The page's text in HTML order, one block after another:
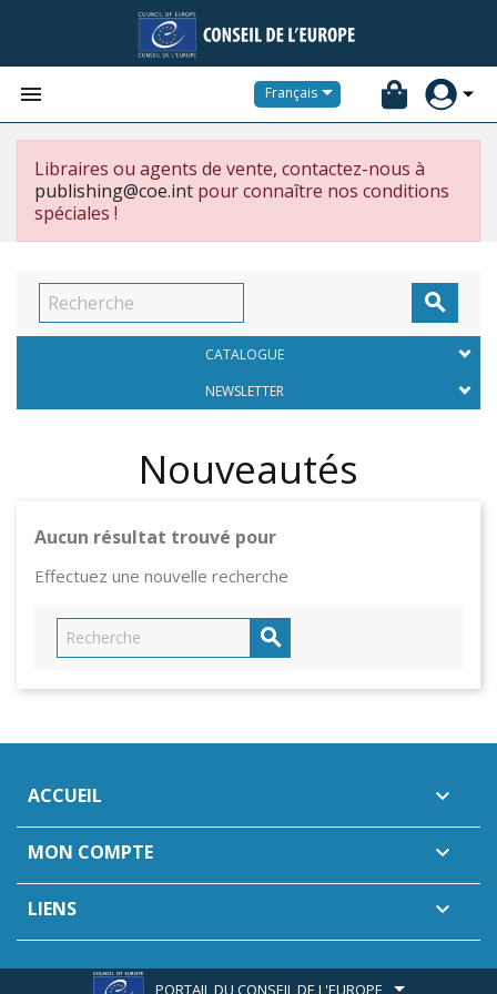
 Français
Libraires ou agents de vente, contactez-nous à
publishing@coe.int pour connaître nos conditions
spéciales !

CATALOGUE
NEWSLETTER
Nouveautés
Aucun résultat trouvé pour
Effectuez une nouvelle recherche

ACCUEIL 
MON COMPTE 
LIENS 
PORTAIL DU CONSEIL DE L'EUROPE